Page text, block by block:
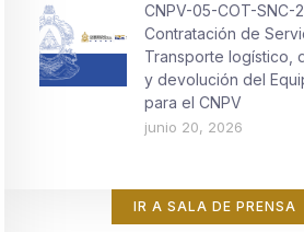
CNPV-05-COT-SNC-
Contratación de
Transporte logístico,
y devolución del
para el CNPV
junio 20, 2026
IR A SALA DE PRENSA